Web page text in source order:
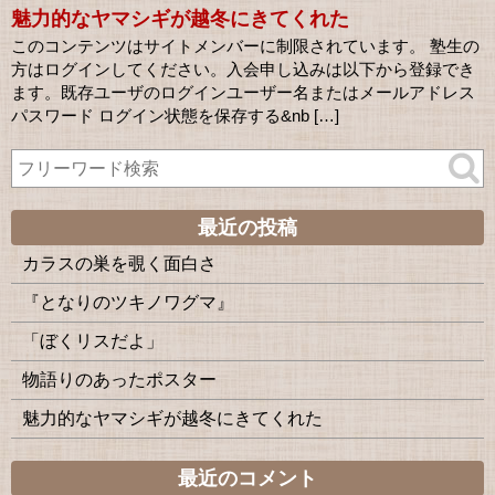
魅力的なヤマシギが越冬にきてくれた
このコンテンツはサイトメンバーに制限されています。 塾生の
方はログインしてください。入会申し込みは以下から登録でき
ます。既存ユーザのログインユーザー名またはメールアドレス
パスワード ログイン状態を保存する&nb […]
最近の投稿
カラスの巣を覗く面白さ
『となりのツキノワグマ』
「ぼくリスだよ」
物語りのあったポスター
魅力的なヤマシギが越冬にきてくれた
最近のコメント